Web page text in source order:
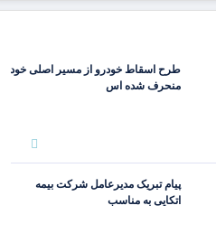
طرح اسقاط خودرو از مسیر اصلی خود
منحرف شده اس
پیام تبریک مدیرعامل شرکت بیمه
اتکایی به مناسب